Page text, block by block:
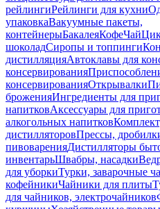
рейлингиРейлинги для кухни
упаковкаВакуумные пакеты,
контейнерыБакалеяКофеЧай
шоколадСиропы и топпинги
дистилляцияАвтоклавы для
консервирования
консервированияОткрывалки
броженияИнгредиенты для
напитковАксессуары для
алкогольных напитков
дистилляторовПрессы,
пивоваренияДистилляторы
инвентарьШвабры, насадки
для уборкиТурки, заварочные
кофейникиЧайники для плиты
для чайников, электрочайников